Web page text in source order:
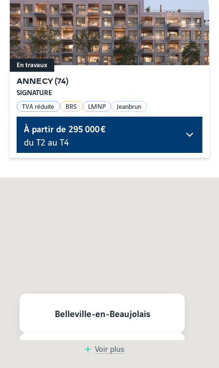
ANNECY (74)
SIGNATURE
En travaux
TVA réduite BRS LMNP Jeanbrun
À partir de295 000 €
du T2 au T4
Belleville-en-Beaujolais
Mâcon
Voir plus